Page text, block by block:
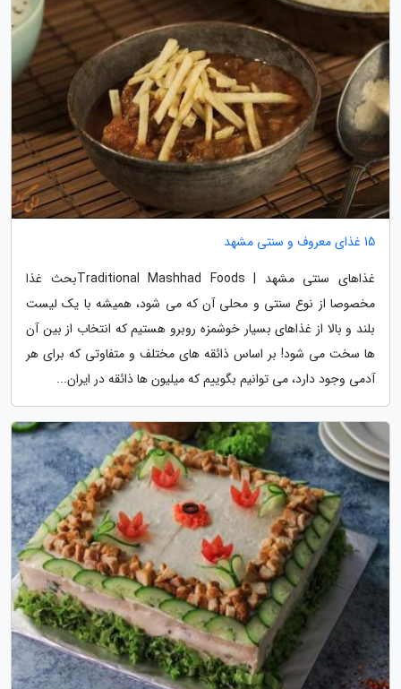
15 غذای معروف و سنتی مشهد
غذاهای سنتی مشهد | Traditional Mashhad Foodsبحث غذا
مخصوصا از نوع سنتی و محلی آن که می شود، همیشه با یک لیست
بلند و بالا از غذاهای بسیار خوشمزه روبرو هستیم که انتخاب از بین آن
ها سخت می شود! بر اساس ذائقه های مختلف و متفاوتی که برای هر
آدمی وجود دارد، می توانیم بگوییم که میلیون ها ذائقه در ایران...